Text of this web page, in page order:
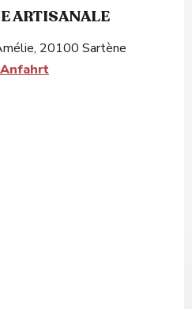
ARTISANALE
20100 Sartène
Anfahrt